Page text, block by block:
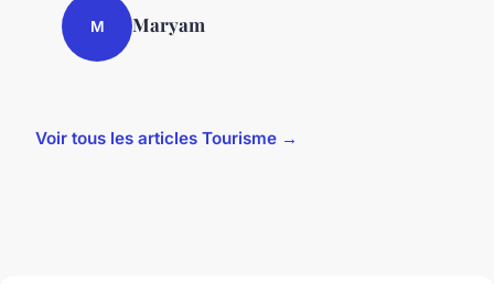
M Maryam
Voir tous les articles Tourisme →